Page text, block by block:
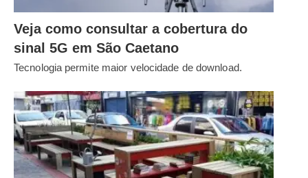
Veja como consultar a cobertura do
sinal 5G em São Caetano
Tecnologia permite maior velocidade de download.